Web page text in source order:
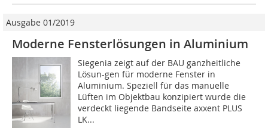
Ausgabe 01/2019
Moderne Fensterlösungen in Aluminium
Siegenia zeigt auf der BAU ganzheitliche
Lösun-gen für moderne Fenster in
Aluminium. Speziell für das manuelle
Lüften im Objektbau konzipiert wurde die
verdeckt liegende Bandseite axxent PLUS
LK...